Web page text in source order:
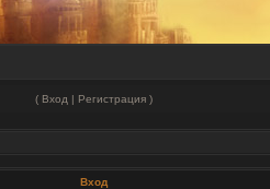
( Вход | Регистрация)
Вход